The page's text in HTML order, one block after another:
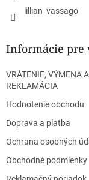
lillian_vassago
Informácie pre
VRÁTENIE, VÝMENA A
REKLAMÁCIA
Hodnotenie obchodu
Doprava a platba
Ochrana osobných
Obchodné podmienky